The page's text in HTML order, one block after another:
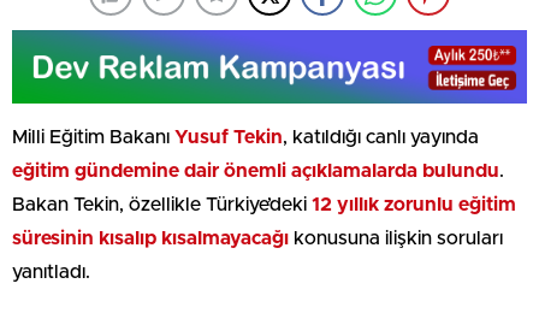
Milli Eğitim Bakanı Yusuf Tekin, katıldığı canlı yayında
eğitim gündemine dair önemli açıklamalarda bulundu.
Bakan Tekin, özellikle Türkiye’deki 12 yıllık zorunlu eğitim
süresinin kısalıp kısalmayacağı konusuna ilişkin soruları
yanıtladı.